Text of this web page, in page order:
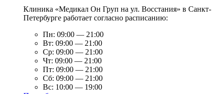
Клиника «Медикал Он Груп на ул. Восстания» в Санкт-
Петербурге работает согласно расписанию:
Пн: 09:00 — 21:00
Вт: 09:00 — 21:00
Ср: 09:00 — 21:00
Чт: 09:00 — 21:00
Пт: 09:00 — 21:00
Сб: 09:00 — 21:00
Вс: 10:00 — 19:00